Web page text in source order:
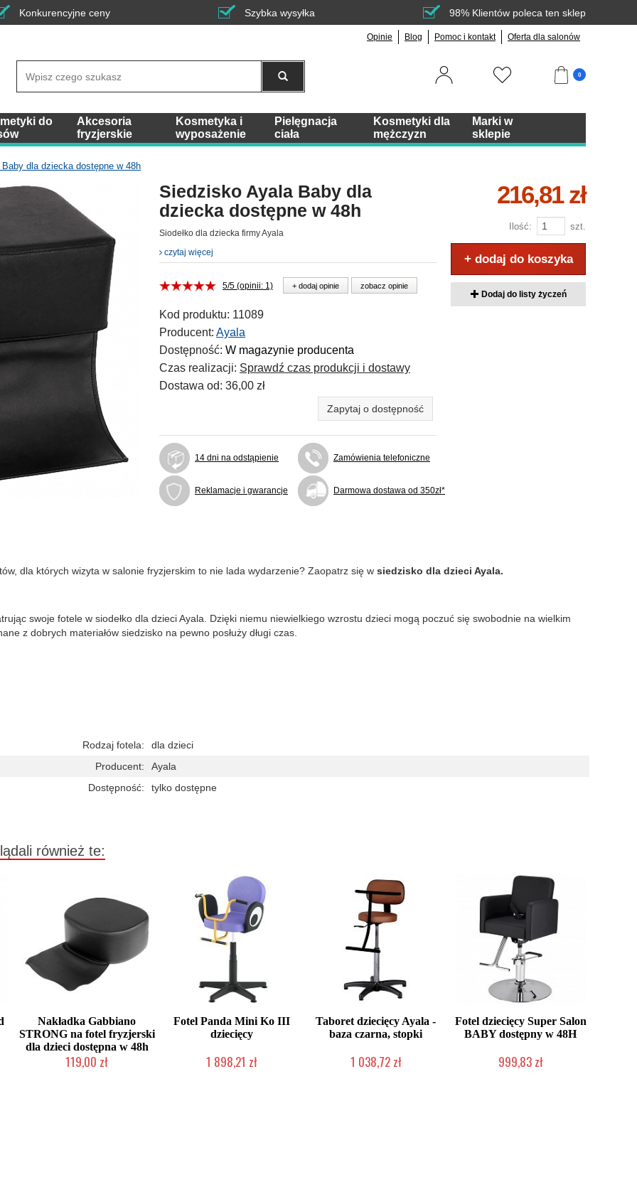
Konkurencyjne ceny Szybka wysyłka 98% Klientów poleca ten sklep
Opinie Blog Pomoc i kontakt Oferta dla salonów
0
do
Akcesoria
fryzjerskie
Kosmetyka i
wyposażenie
Pielęgnacja
ciała
Kosmetyki dla
mężczyzn
Marki w
sklepie
dla dziecka dostępne w 48h
Siedzisko Ayala Baby dla
dziecka dostępne w 48h
Siodełko dla dziecka firmy Ayala
czytaj więcej
5/5 (opinii: 1) + dodaj opinie zobacz opinie
Kod produktu: 11089
Producent: Ayala
Dostępność: W magazynie producenta
Czas realizacji: Sprawdź czas produkcji i dostawy
Dostawa od: 36,00 zł
Zapytaj o dostępność
14 dni na odstąpienie Zamówienia telefoniczne
Reklamacje i gwarancje Darmowa dostawa od 350zł*
216,81 zł
Ilość: szt.
+ dodaj do koszyka
Dodaj do listy życzeń
dla których wizyta w salonie fryzjerskim to nie lada wydarzenie? Zaopatrz się w siedzisko dla dzieci Ayala.
swoje fotele w siodełko dla dzieci Ayala. Dzięki niemu niewielkiego wzrostu dzieci mogą poczuć się swobodnie na wielkim
z dobrych materiałów siedzisko na pewno posłuży długi czas.
Rodzaj fotela:
dla dzieci
Producent:
Ayala
Dostępność:
tylko dostępne
również te:
Nakładka Gabbiano
STRONG na fotel fryzjerski
dla dzieci dostępna w 48h
119,00 zł
Fotel Panda Mini Ko III
dziecięcy
1 898,21 zł
Taboret dziecięcy Ayala -
baza czarna, stopki
1 038,72 zł
Fotel dziecięcy Super Salon
BABY dostępny w 48H
999,83 zł